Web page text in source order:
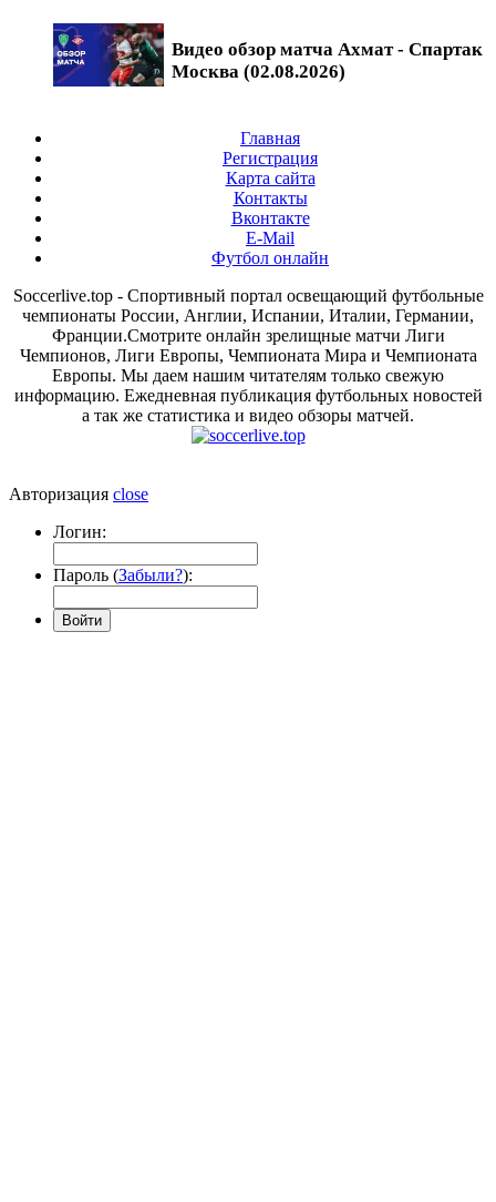
Видео обзор матча Ахмат - Спартак
Москва (02.08.2026)
Главная
Регистрация
Карта сайта
Контакты
Вконтакте
E-Mail
Футбол онлайн
Soccerlive.top - Спортивный портал освещающий футбольные
чемпионаты России, Англии, Испании, Италии, Германии,
Франции.Смотрите онлайн зрелищные матчи Лиги
Чемпионов, Лиги Европы, Чемпионата Мира и Чемпионата
Европы. Мы даем нашим читателям только свежую
информацию. Ежедневная публикация футбольных новостей
а так же статистика и видео обзоры матчей.
Авторизация close
Логин:
Пароль (Забыли?):
Войти